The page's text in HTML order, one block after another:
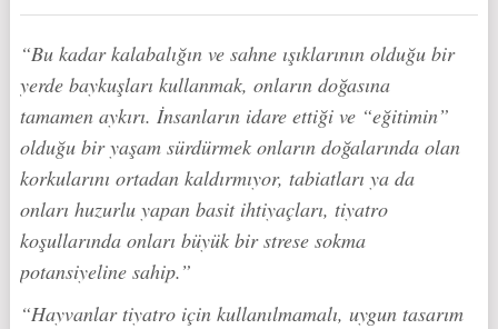
“Bu kadar kalabalığın ve sahne ışıklarının olduğu bir
yerde baykuşları kullanmak, onların doğasına
tamamen aykırı. İnsanların idare ettiği ve “eğitimin”
olduğu bir yaşam sürdürmek onların doğalarında olan
korkularını ortadan kaldırmıyor, tabiatları ya da
onları huzurlu yapan basit ihtiyaçları, tiyatro
koşullarında onları büyük bir strese sokma
potansiyeline sahip.”
“Hayvanlar tiyatro için kullanılmamalı, uygun tasarım